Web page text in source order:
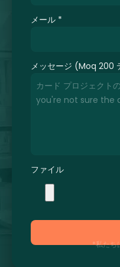
メール *
メッセージ (Moq 200
ファイル
*私たち